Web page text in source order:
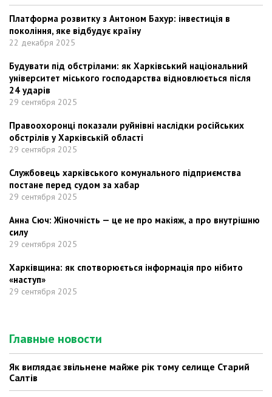
Платформа розвитку з Антоном Бахур: інвестиція в
покоління, яке відбудує країну
22 декабря 2025
Будувати під обстрілами: як Харківський національний
університет міського господарства відновлюється після
24 ударів
29 сентября 2025
Правоохоронці показали руйнівні наслідки російських
обстрілів у Харківській області
29 сентября 2025
Службовець харківського комунального підприємства
постане перед судом за хабар
29 сентября 2025
Анна Сюч: Жіночність — це не про макіяж, а про внутрішню
силу
29 сентября 2025
Харківщина: як спотворюється інформація про нібито
«наступ»
29 сентября 2025
Главные новости
Як виглядає звільнене майже рік тому селище Старий
Салтів